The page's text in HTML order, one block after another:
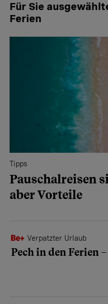
Für Sie
Ferien
Tipps
Pauschalreisen
aber Vorteile
Verpatzter Urlaub
Pech in den Ferien